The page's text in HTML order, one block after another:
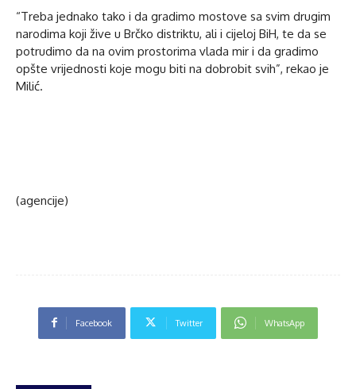
“Treba jednako tako i da gradimo mostove sa svim drugim
narodima koji žive u Brčko distriktu, ali i cijeloj BiH, te da se
potrudimo da na ovim prostorima vlada mir i da gradimo
opšte vrijednosti koje mogu biti na dobrobit svih”, rekao je
Milić.
(agencije)
Facebook Twitter WhatsApp